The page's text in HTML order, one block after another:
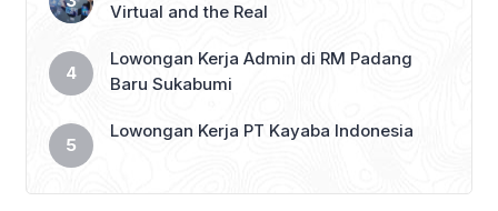
Virtual and the Real
Lowongan Kerja Admin di RM Padang
Baru Sukabumi
Lowongan Kerja PT Kayaba Indonesia